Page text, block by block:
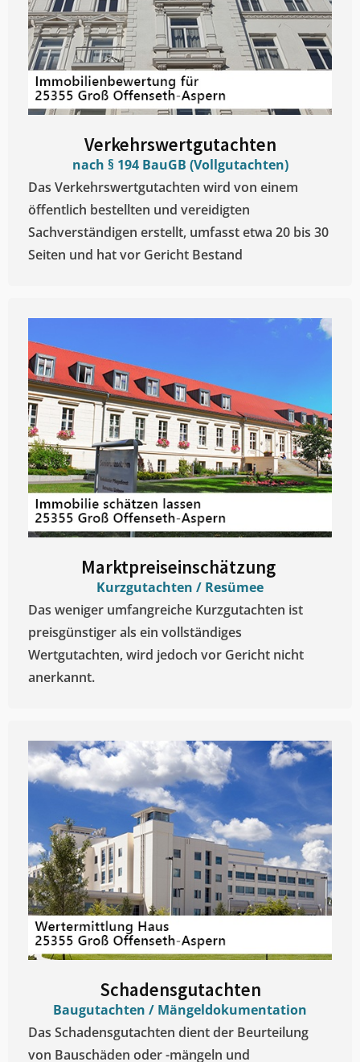
Verkehrswertgutachten
nach § 194 BauGB (Vollgutachten)
Das Verkehrswertgutachten wird von einem
öffentlich bestellten und vereidigten
Sachverständigen erstellt, umfasst etwa 20 bis 30
Seiten und hat vor Gericht Bestand
Marktpreiseinschätzung ​
Kurzgutachten / Resümee
Das weniger umfangreiche Kurzgutachten ist
preisgünstiger als ein vollständiges
Wertgutachten, wird jedoch vor Gericht nicht
anerkannt.
Schadensgutachten
Baugutachten / Mängeldokumentation
Das Schadensgutachten dient der Beurteilung
von Bauschäden oder -mängeln und